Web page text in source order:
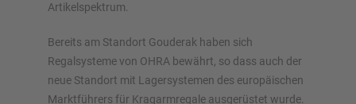
Artikelspektrum.
Bereits am Standort Gouderak haben sich
Regalsysteme von OHRA bewährt, so dass auch der
neue Standort mit Lagersystemen des europäischen
Marktführers für Kragarmregale ausgerüstet wurde.